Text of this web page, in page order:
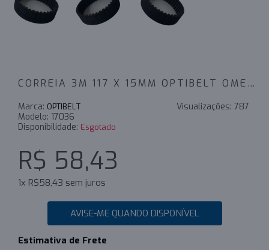
CORREIA 3M 117 X 15MM OPTIBELT OMEGA
Visualizações: 787
Marca: OPTIBELT
Modelo: 17036
Disponibilidade: Esgotado
R$ 58,43
1x R$58,43 sem juros
AVISE-ME QUANDO DISPONÍVEL
Estimativa de Frete